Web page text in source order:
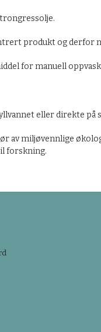
produkt og derfor
for manuell
eller direkte på
av miljøvennlige
forskning.